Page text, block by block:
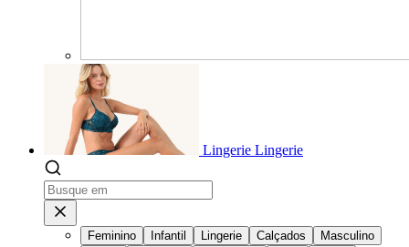
Lingerie Lingerie
Feminino Infantil Lingerie Calçados
Masculino